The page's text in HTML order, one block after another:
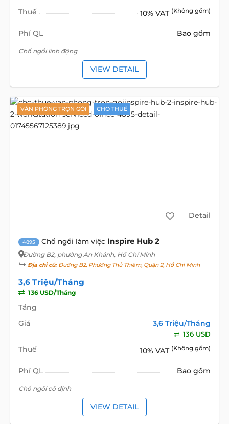
Thuế 10% VAT (Không gồm)
Phí QL Bao gồm
Chổ ngồi linh động
VIEW DETAIL
VĂN PHÒNG TRỌN GÓI CHO THUÊ
Detail
4895 Chổ ngồi làm việc Inspire Hub 2
Đường B2, phường An Khánh, Hồ Chí Minh
Địa chỉ cũ:Đường B2, Phường Thủ Thiêm, Quận 2, Hồ Chí Minh
3,6 Triệu/Tháng
136 USD/Tháng
Tầng
Giá
3,6 Triệu/Tháng
136 USD
Thuế 10% VAT (Không gồm)
Phí QL Bao gồm
Chỗ ngồi cố định
VIEW DETAIL